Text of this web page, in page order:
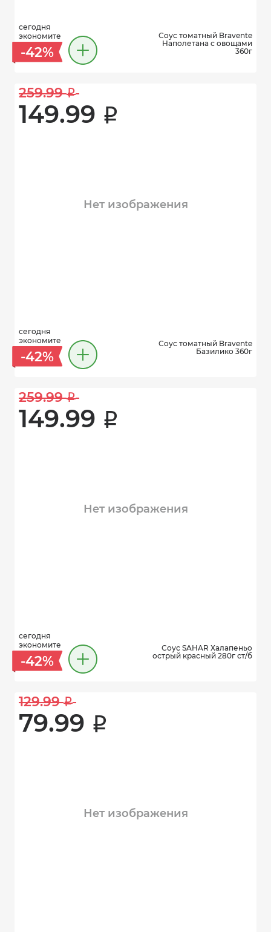
сегодня
экономите
-42%
Соус томатный Bravente
Наполетана с овощами
360г
259.99 i
149.99 i
Нет изображения
сегодня
экономите
-42%
Соус томатный Bravente
Базилико 360г
259.99 i
149.99 i
Нет изображения
сегодня
экономите
-42%
Соус SAHAR Халапеньо
острый красный 280г ст/б
129.99 i
79.99 i
Нет изображения